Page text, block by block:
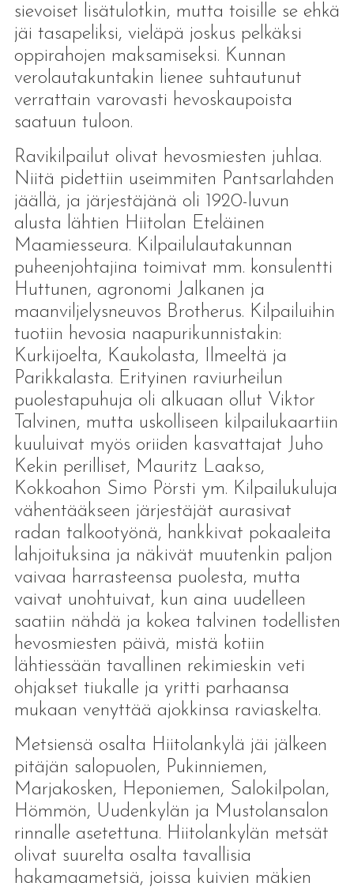
sievoiset lisätulotkin, mutta toisille se ehkä
jäi tasapeliksi, vieläpä joskus pelkäksi
oppirahojen maksamiseksi. Kunnan
verolautakuntakin lienee suhtautunut
verrattain varovasti hevoskaupoista
saatuun tuloon.
Ravikilpailut olivat hevosmiesten juhlaa.
Niitä pidettiin useimmiten Pantsarlahden
jäällä, ja järjestäjänä oli 1920-luvun
alusta lähtien Hiitolan Eteläinen
Maamiesseura. Kilpailulautakunnan
puheenjohtajina toimivat mm. konsulentti
Huttunen, agronomi Jalkanen ja
maanviljelysneuvos Brotherus. Kilpailuihin
tuotiin hevosia naapurikunnistakin:
Kurkijoelta, Kaukolasta, Ilmeeltä ja
Parikkalasta. Erityinen raviurheilun
puolestapuhuja oli alkuaan ollut Viktor
Talvinen, mutta uskolliseen kilpailukaartiin
kuuluivat myös oriiden kasvattajat Juho
Kekin perilliset, Mauritz Laakso,
Kokkoahon Simo Pörsti ym. Kilpailukuluja
vähentääkseen järjestäjät aurasivat
radan talkootyönä, hankkivat pokaaleita
lahjoituksina ja näkivät muutenkin paljon
vaivaa harrasteensa puolesta, mutta
vaivat unohtuivat, kun aina uudelleen
saatiin nähdä ja kokea talvinen todellisten
hevosmiesten päivä, mistä kotiin
lähtiessään tavallinen rekimieskin veti
ohjakset tiukalle ja yritti parhaansa
mukaan venyttää ajokkinsa raviaskelta.
Metsiensä osalta Hiitolankylä jäi jälkeen
pitäjän salopuolen, Pukinniemen,
Marjakosken, Heponiemen, Salokilpolan,
Hömmön, Uudenkylän ja Mustolansalon
rinnalle asetettuna. Hiitolankylän metsät
olivat suurelta osalta tavallisia
hakamaametsiä, joissa kuivien mäkien